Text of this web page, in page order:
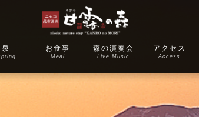
お食事
Meal
森の演奏会
Live Music
アクセス
Access